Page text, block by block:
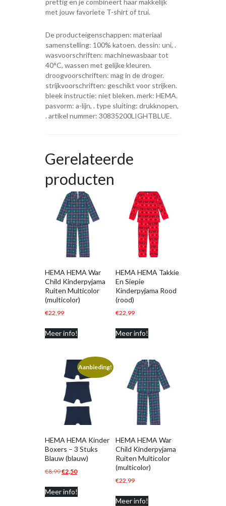
prettig en je combineert haar makkelijk
met jouw favoriete T-shirt of trui.
De producteigenschappen: materiaal
samenstelling: 100% katoen. dessin: uni, .
wasvoorschriften: machinewasbaar tot
40°C, wassen met gelijke kleuren.
droogvoorschriften: mag in de droger.
strijkvoorschriften: geschikt voor strijken.
bleek instructie: niet bleken. merk: HEMA.
pasvorm: a-lijn, . type sluiting: drukknopen,
. artikel nummer: 30835200LIGHTBLUE.
Gerelateerde
producten
HEMA HEMA War
Child Kinderpyjama
Ruiten Multicolor
(multicolor)
€22,99
Meer info!
HEMA HEMA Takkie
En Siepie
Kinderpyjama Rood
(rood)
€22,99
Meer info!
Aanbieding!
HEMA HEMA Kinder
Boxers – 3 Stuks
Blauw (blauw)
€8,99Oorspronkelijke
was:
€2,50Huidige
Meer info!
HEMA HEMA War
Child Kinderpyjama
Ruiten Multicolor
(multicolor)
€22,99
Meer info!